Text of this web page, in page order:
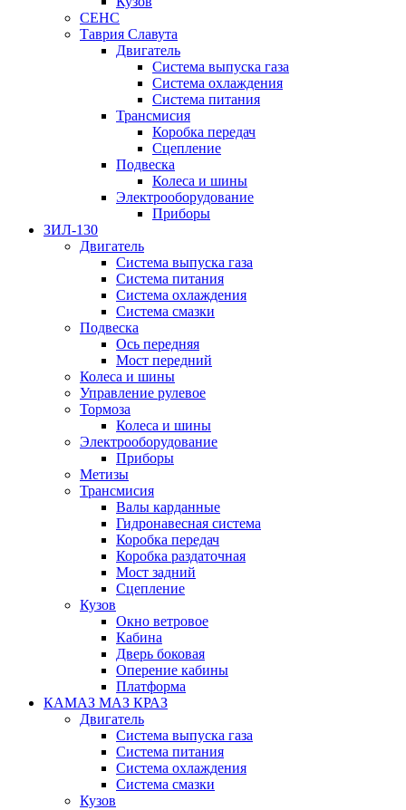
СЕНС
Таврия Славута
Двигатель
Система выпуска газа
Система охлаждения
Система питания
Трансмисия
Коробка передач
Сцепление
Подвеска
Колеса и шины
Электрооборудование
Приборы
ЗИЛ-130
Двигатель
Система выпуска газа
Система питания
Система охлаждения
Система смазки
Подвеска
Ось передняя
Мост передний
Колеса и шины
Управление рулевое
Тормоза
Колеса и шины
Электрооборудование
Приборы
Метизы
Трансмисия
Валы карданные
Гидронавесная система
Коробка передач
Коробка раздаточная
Мост задний
Сцепление
Кузов
Окно ветровое
Кабина
Дверь боковая
Оперение кабины
Платформа
КАМАЗ МАЗ КРАЗ
Двигатель
Система выпуска газа
Система питания
Система охлаждения
Система смазки
Кузов